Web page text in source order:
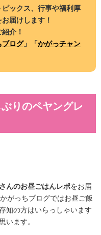
ックス、行事や福利厚
届けします！
介！
ブログ」「かがっチャン
りのペヤングレ
んのお昼ごはんレポをお届
がっちブログではお昼ご飯
知の方はいらっしゃいます
います。